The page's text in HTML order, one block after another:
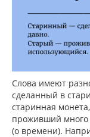
Слова имеют
сделанный в
старинная
проживший много
(о времени).